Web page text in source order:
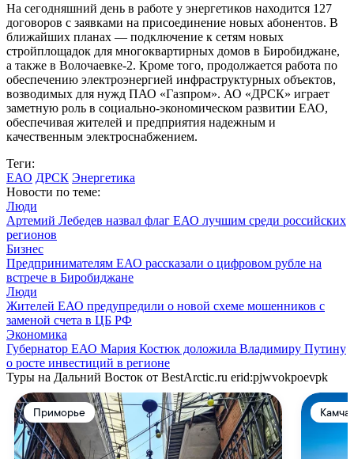
На сегодняшний день в работе у энергетиков находится 127
договоров с заявками на присоединение новых абонентов. В
ближайших планах — подключение к сетям новых
стройплощадок для многоквартирных домов в Биробиджане,
а также в Волочаевке-2. Кроме того, продолжается работа по
обеспечению электроэнергией инфраструктурных объектов,
возводимых для нужд ПАО «Газпром». АО «ДРСК» играет
заметную роль в социально-экономическом развитии ЕАО,
обеспечивая жителей и предприятия надежным и
качественным электроснабжением.
Теги:
ЕАО ДРСК Энергетика
Новости по теме:
Люди
Артемий Лебедев назвал флаг ЕАО лучшим среди российских
регионов
Бизнес
Предпринимателям ЕАО рассказали о цифровом рубле на
встрече в Биробиджане
Люди
Жителей ЕАО предупредили о новой схеме мошенников с
заменой счета в ЦБ РФ
Экономика
Губернатор ЕАО Мария Костюк доложила Владимиру Путину
о росте инвестиций в регионе
Туры на Дальний Восток от BestArctic.ru erid:pjwvokpoevpk